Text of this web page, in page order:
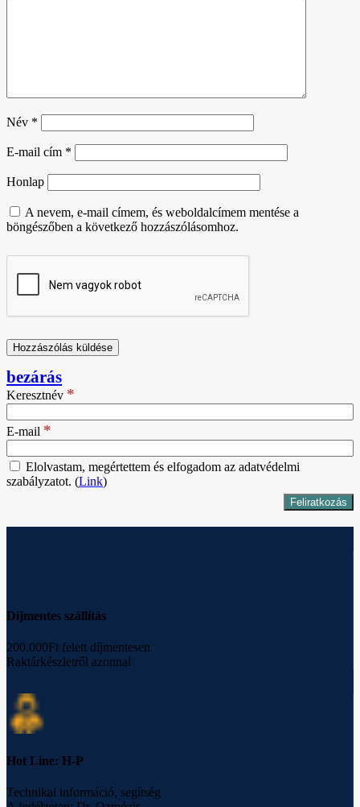
Név *
E-mail cím *
Honlap
A nevem, e-mail címem, és weboldalcímem mentése a
böngészőben a következő hozzászólásomhoz.
bezárás
Keresztnév *
E-mail *
Elolvastam, megértettem és elfogadom az adatvédelmi
szabályzatot. (Link)
Díjmentes szállítás
200.000Ft felett díjmentesen
Raktárkészletről azonnal
Hot Line: H-P
Technikai információ, segítség